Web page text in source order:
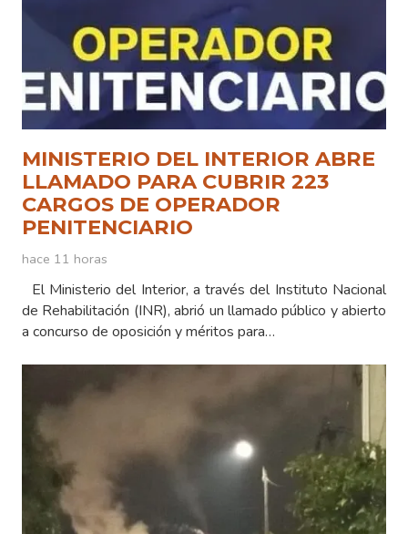
MINISTERIO DEL INTERIOR ABRE
LLAMADO PARA CUBRIR 223
CARGOS DE OPERADOR
PENITENCIARIO
hace 11 horas
El Ministerio del Interior, a través del Instituto Nacional
de Rehabilitación (INR), abrió un llamado público y abierto
a concurso de oposición y méritos para…